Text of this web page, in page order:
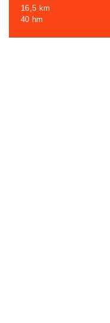
16,5 km
40 hm